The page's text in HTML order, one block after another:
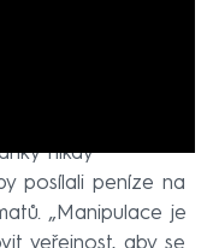
nikdy
posílali peníze na
„Manipulace je
veřejnost, aby se